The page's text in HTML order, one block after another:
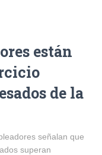
están
de la
señalan que
superan